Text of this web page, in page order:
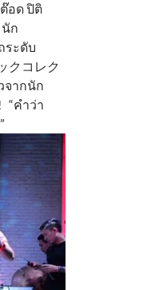
อด ปิติ
ก
ระดับ
クコレク
จากนัก
“คำว่า